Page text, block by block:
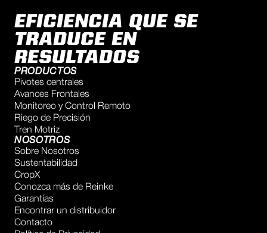
EFICIENCIA QUE SE
TRADUCE EN
RESULTADOS
PRODUCTOS
Pivotes centrales
Avances Frontales
Monitoreo y Control Remoto
Riego de Precisión
Tren Motriz
NOSOTROS
Sobre Nosotros
Sustentabilidad
CropX
Conozca más de Reinke
Garantías
Encontrar un distribuidor
Contacto